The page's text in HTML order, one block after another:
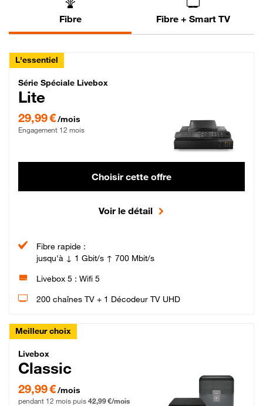
Fibre Fibre + Smart TV
L'essentiel
Série Spéciale Livebox Lite Fibre
Série Spéciale Livebox
Lite
29,99 €/mois
Engagement 12 mois
Choisir cette offre
Voir le détail
Fibre rapide :
jusqu'à ↓ 1 Gbit/s ↑ 700 Mbit/s
Livebox 5 : Wifi 5
200 chaînes TV + 1 Décodeur TV UHD
Meilleur choix
Livebox Classic Fibre
Livebox
Classic
29,99 € par mois pendant 12 mois puis 42,99 € par mois, Engagement 12 mois
29,99 €/mois
pendant 12 mois puis 42,99 €/mois